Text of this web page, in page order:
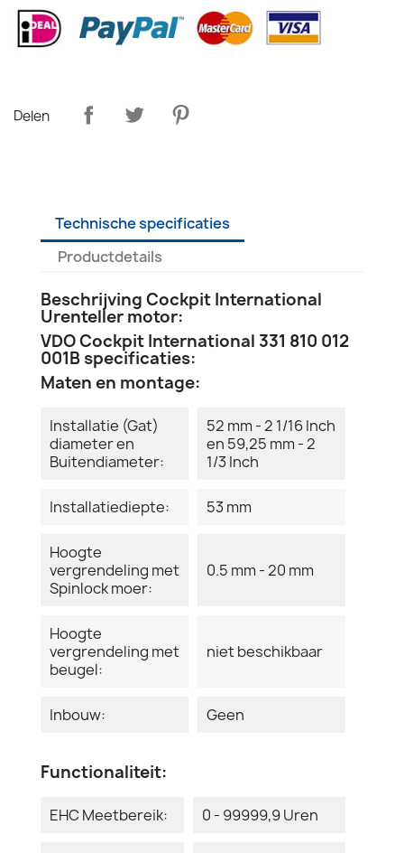
Delen
Technische specificaties
Productdetails
Beschrijving Cockpit International
Urenteller motor:
VDO Cockpit International 331 810 012
001B specificaties:
Maten en montage:
Installatie (Gat)
diameter en
Buitendiameter:
52 mm - 2 1/16 Inch
en 59,25 mm - 2
1/3 Inch
Installatiediepte: 53 mm
Hoogte
vergrendeling met
Spinlock moer:
0.5 mm - 20 mm
Hoogte
vergrendeling met
beugel:
niet beschikbaar
Inbouw: Geen
Functionaliteit:
EHC Meetbereik: 0 - 99999,9 Uren